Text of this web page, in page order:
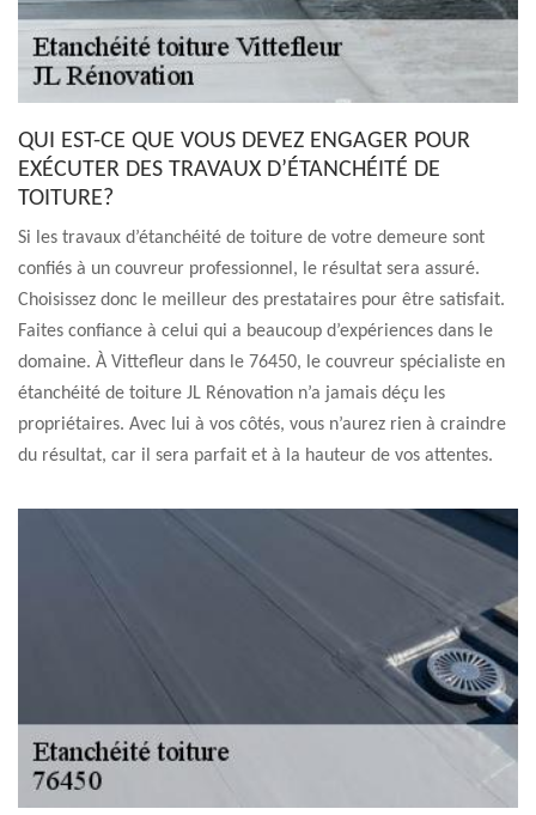
QUI EST-CE QUE VOUS DEVEZ ENGAGER POUR
EXÉCUTER DES TRAVAUX D’ÉTANCHÉITÉ DE
TOITURE?
Si les travaux d’étanchéité de toiture de votre demeure sont
confiés à un couvreur professionnel, le résultat sera assuré.
Choisissez donc le meilleur des prestataires pour être satisfait.
Faites confiance à celui qui a beaucoup d’expériences dans le
domaine. À Vittefleur dans le 76450, le couvreur spécialiste en
étanchéité de toiture JL Rénovation n’a jamais déçu les
propriétaires. Avec lui à vos côtés, vous n’aurez rien à craindre
du résultat, car il sera parfait et à la hauteur de vos attentes.